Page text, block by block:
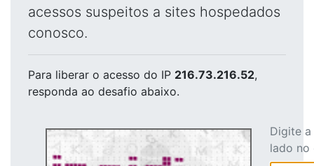
acessos suspeitos a sites hospedados
conosco.
Para liberar o acesso do IP 216.73.216.52,
responda ao desafio abaixo.
Digite
lado no